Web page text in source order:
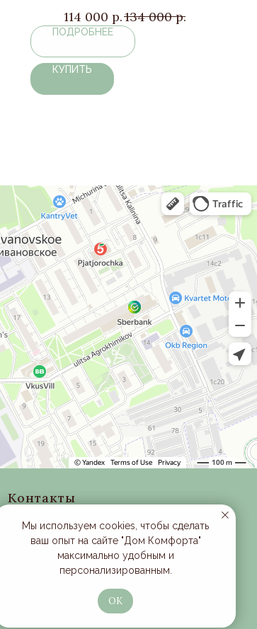
114 000 р.134 000 р.
ПОДРОБНЕЕ
КУПИТЬ
Мы используем cookies, чтобы сделать
ваш опыт на сайте "Дом Комфорта"
максимально удобным и
персонализированным.
ОК
Контакты
Московская область, г. Одинцово ,
рабочий поселок Новоивановское,
улица Луговая, д. 1, эт 3
Время работы: с 10:00 до 21:00
+7 (901) 363-25-28